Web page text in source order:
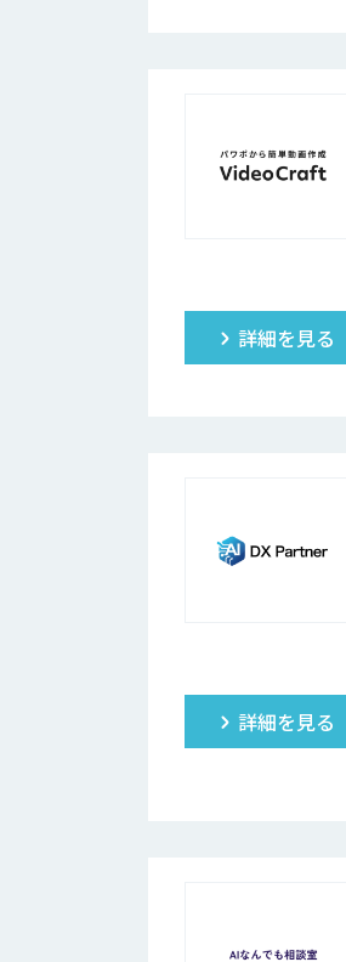
詳細を見る
詳細を見る